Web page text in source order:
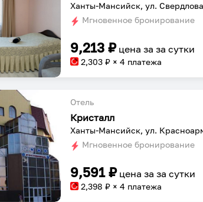
Ханты-Мансийск, ул.
Мгновенное бронирование
9,213 ₽ цена заза сутки
2,303 ₽ × 4 платежа
Отель
Кристалл
Ханты-Мансийск, ул.
Мгновенное бронирование
9,591₽ цена заза сутки
2,398 ₽ × 4 платежа